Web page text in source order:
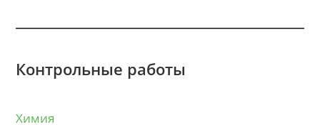
Контрольные работы
Химия